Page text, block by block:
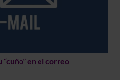
“cuño” en el correo